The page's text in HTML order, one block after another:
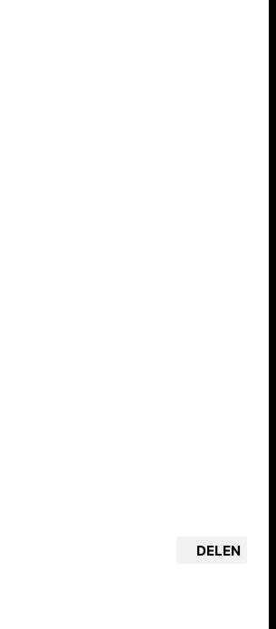
DELEN